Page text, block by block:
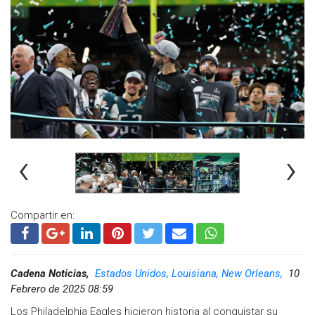
ganado un solo partido de postemporada.
Visita y accede a todo nuestro contenido |
www.cadenanoticias.com
| Twitter: @cadena_noticias|
Facebook:@cadenanoticiasmx| Instagram:
@cadenanoticiasmx | TikTok:@CadenaNoticias|
Whatsapp:@CadenaNoticias | Telegram:@CadenaNoticias
‹ ›
Compartir en:
Cadena Noticias, Estados Unidos, Louisiana, New Orleans,
10
Febrero de 2025 08:59
Los Philadelphia Eagles hicieron historia al conquistar su